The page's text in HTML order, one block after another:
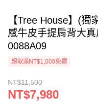
【Tree House】(
感牛皮手提肩背大
0088A09
超取滿NT$1,000免運
NT$11,500
NT$7,980